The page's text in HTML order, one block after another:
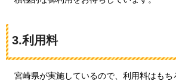
3.利用料
宮崎県が実施しているので、利用料はもち